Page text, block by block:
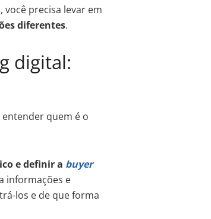
, você precisa levar em
diferentes.
digital:
quem é o
e definir a buyer
informações e
los e de que forma